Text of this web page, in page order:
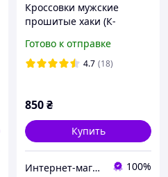
Кроссовки мужские
прошитые хаки (К-
Готово к отправке
4.7 (18)
850₴
Купить
Интернет-магазин "На складе" 100%